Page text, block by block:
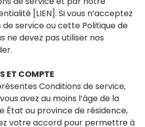
[LIEN]. Si vous n’acceptez
de service ou cette Politique de
ne devez pas utiliser nos
ET COMPTE
Conditions de service,
avez au moins l’âge de la
État ou province de résidence,
votre accord pour permettre à